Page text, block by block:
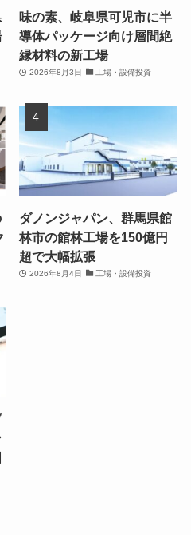
味の素、岐阜県可児市に半
導体パッケージ向け層間絶
縁材料の新工場
2026年8月3日 工場・設備投資
ダノンジャパン、群馬県館
林市の館林工場を150億円
超で大幅拡張
2026年8月4日 工場・設備投資